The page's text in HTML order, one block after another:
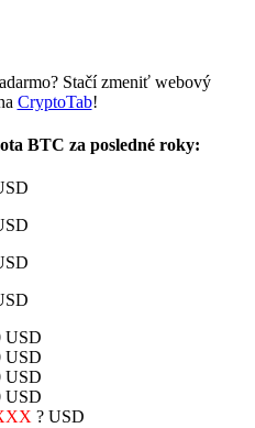
Stačí zmeniť webový
CryptoTab!
BTC za posledné roky:
USD
USD
USD
USD
? USD